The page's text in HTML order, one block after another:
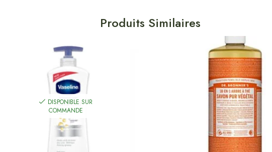
Produits Similaires
DISPONIBLE SUR
COMMANDE